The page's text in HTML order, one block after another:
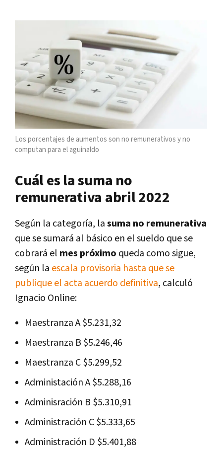
Los porcentajes de aumentos son no remunerativos y no
computan para el aguinaldo
Cuál es la suma no
remunerativa abril 2022
Según la categoría, lasuma no remunerativa
que se sumará al básico en el sueldo que se
cobrará el mes próximo queda como sigue,
según la escala provisoria hasta que se
publique el acta acuerdo definitiva, calculó
Ignacio Online:
Maestranza A $5.231,32
Maestranza B $5.246,46
Maestranza C $5.299,52
Administación A $5.288,16
Adminisración B $5.310,91
Administración C $5.333,65
Administración D $5.401,88